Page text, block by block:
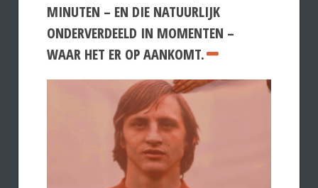
MINUTEN – EN DIE NATUURLIJK
ONDERVERDEELD IN MOMENTEN –
WAAR HET ER OP AANKOMT.